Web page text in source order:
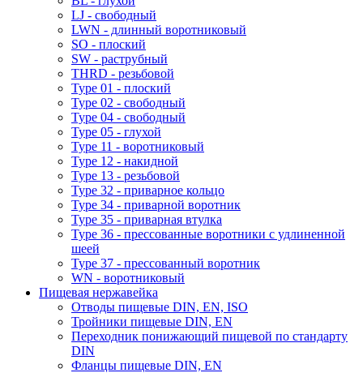
LJ - свободный
LWN - длинный воротниковый
SO - плоский
SW - раструбный
THRD - резьбовой
Type 01 - плоский
Type 02 - свободный
Type 04 - свободный
Type 05 - глухой
Type 11 - воротниковый
Type 12 - накидной
Type 13 - резьбовой
Type 32 - приварное кольцо
Type 34 - приварной воротник
Type 35 - приварная втулка
Type 36 - прессованные воротники с удлиненной
шеей
Type 37 - прессованный воротник
WN - воротниковый
Пищевая нержавейка
Отводы пищевые DIN, EN, ISO
Тройники пищевые DIN, EN
Переходник понижающий пищевой по стандарту
DIN
Фланцы пищевые DIN, EN